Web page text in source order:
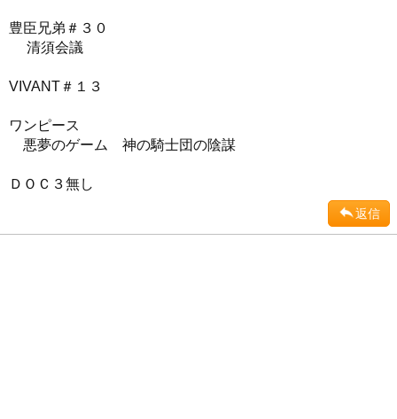
豊臣兄弟＃３０
清須会議
VIVANT＃１３
ワンピース
悪夢のゲーム 神の騎士団の陰謀
ＤＯＣ３無し
返信